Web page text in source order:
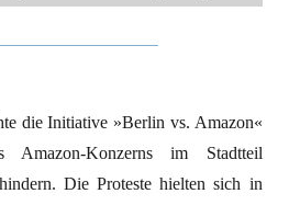
die Initiative »Berlin vs. Amazon«
Amazon-Konzerns im Stadtteil
Die Proteste hielten sich in